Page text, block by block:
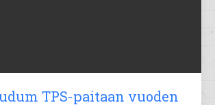
TPS-paitaan vuoden